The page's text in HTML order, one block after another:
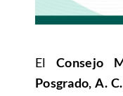
ElConsejo
Posgrado, A.